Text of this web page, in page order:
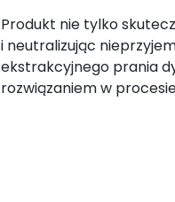
Produkt nie tylko
i neutralizując
ekstrakcyjnego prania
rozwiązaniem w